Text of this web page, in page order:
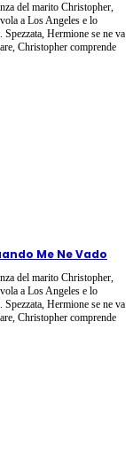
del marito Christopher,
a Los Angeles e lo
Hermione se ne va
Christopher comprende
Me Ne Vado
del marito Christopher,
a Los Angeles e lo
Hermione se ne va
Christopher comprende